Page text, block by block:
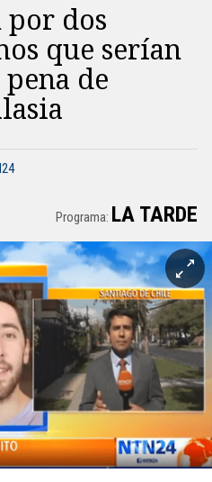
por dos
que serían
de
Programa: LA TARDE